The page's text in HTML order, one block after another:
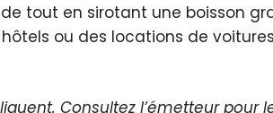
tout en sirotant une boisson
ou des locations de
Consultez l’émetteur pour